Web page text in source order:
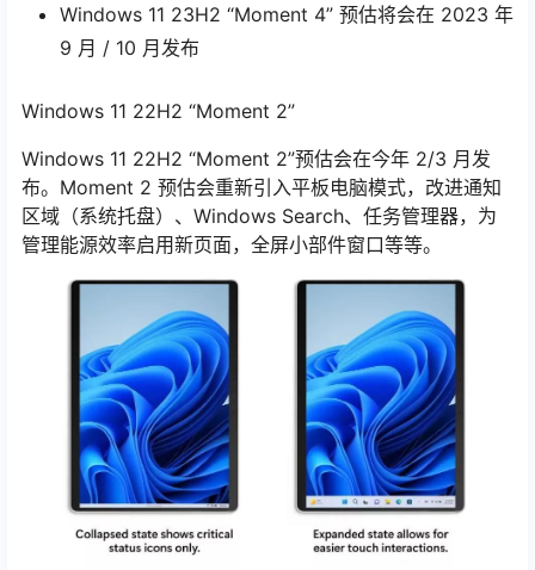
Windows 11 23H2 “Moment 4” 预估将会在 2023 年
9 月 / 10 月发布
Windows 11 22H2 “Moment 2”
Windows 11 22H2 “Moment 2”预估会在今年 2/3 月发
布。Moment 2 预估会重新引入平板电脑模式，改进通知
区域（系统托盘）、Windows Search、任务管理器，为
管理能源效率启用新页面，全屏小部件窗口等等。